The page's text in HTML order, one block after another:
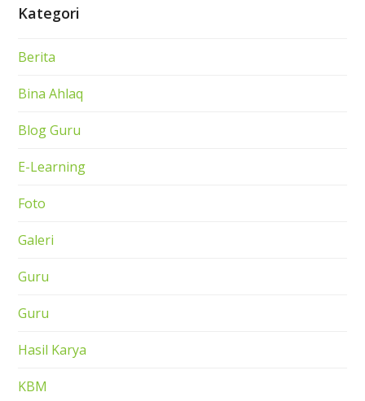
Kategori
Berita
Bina Ahlaq
Blog Guru
E-Learning
Foto
Galeri
Guru
Guru
Hasil Karya
KBM